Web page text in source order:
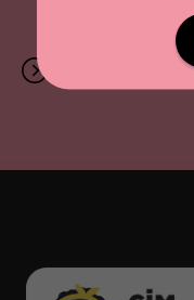
Приймаємо